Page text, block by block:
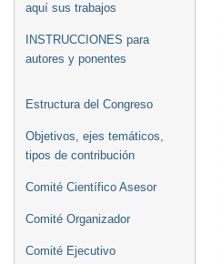
aquí sus trabajos
INSTRUCCIONES para
autores y ponentes
Estructura del Congreso
Objetivos, ejes temáticos,
tipos de contribución
Comité Científico Asesor
Comité Organizador
Comité Ejecutivo